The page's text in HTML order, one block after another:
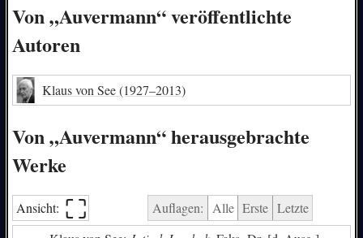
Von „Auvermann“ veröffentlichte
Autoren
Klaus von See(1927–2013)
Von „Auvermann“ herausgebrachte
Werke
Ansicht: ⛶︎ Auflagen: Alle Erste Letzte